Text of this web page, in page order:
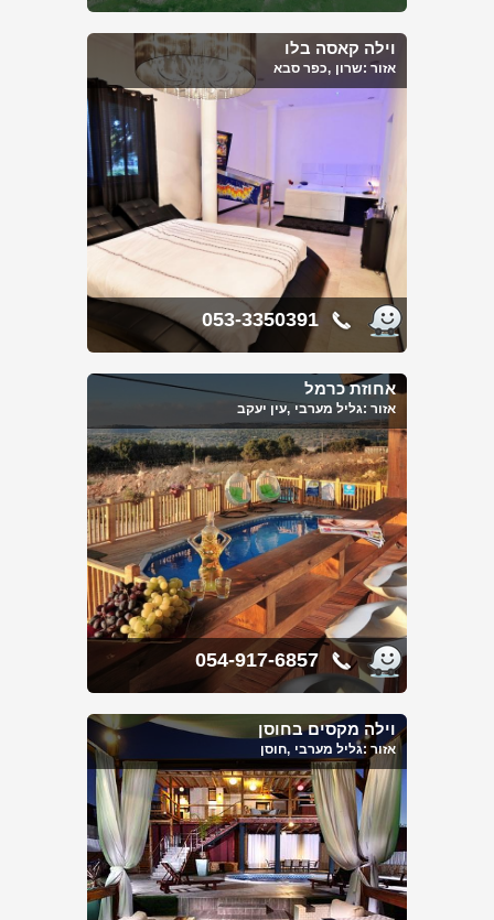
053-3350391
וילה קאסה בלו
אזור :שרון ,כפר סבא
054-917-6857
אחוזת כרמל
אזור :גליל מערבי ,עין יעקב
וילה מקסים בחוסן
אזור :גליל מערבי ,חוסן